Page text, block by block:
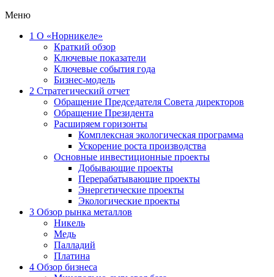
Меню
1 О «Норникеле»
Краткий обзор
Ключевые показатели
Ключевые события года
Бизнес-модель
2 Стратегический отчет
Обращение Председателя Совета директоров
Обращение Президента
Расширяем горизонты
Комплексная экологическая программа
Ускорение роста производства
Основные инвестиционные проекты
Добывающие проекты
Перерабатывающие проекты
Энергетические проекты
Экологические проекты
3 Обзор рынка металлов
Никель
Медь
Палладий
Платина
4 Обзор бизнеса